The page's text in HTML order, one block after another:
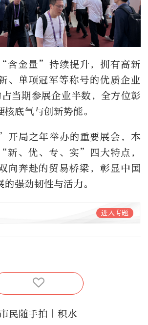
含金量”持续提升，拥有高新
、单项冠军等称号的优质企业
当期参展企业半数，全方位彰
底气与创新势能。
局之年举办的重要展会，本
新、优、专、实”四大特点，
向奔赴的贸易桥梁，彰显中国
强劲韧性与活力。
进入专题
市民随手拍｜积水